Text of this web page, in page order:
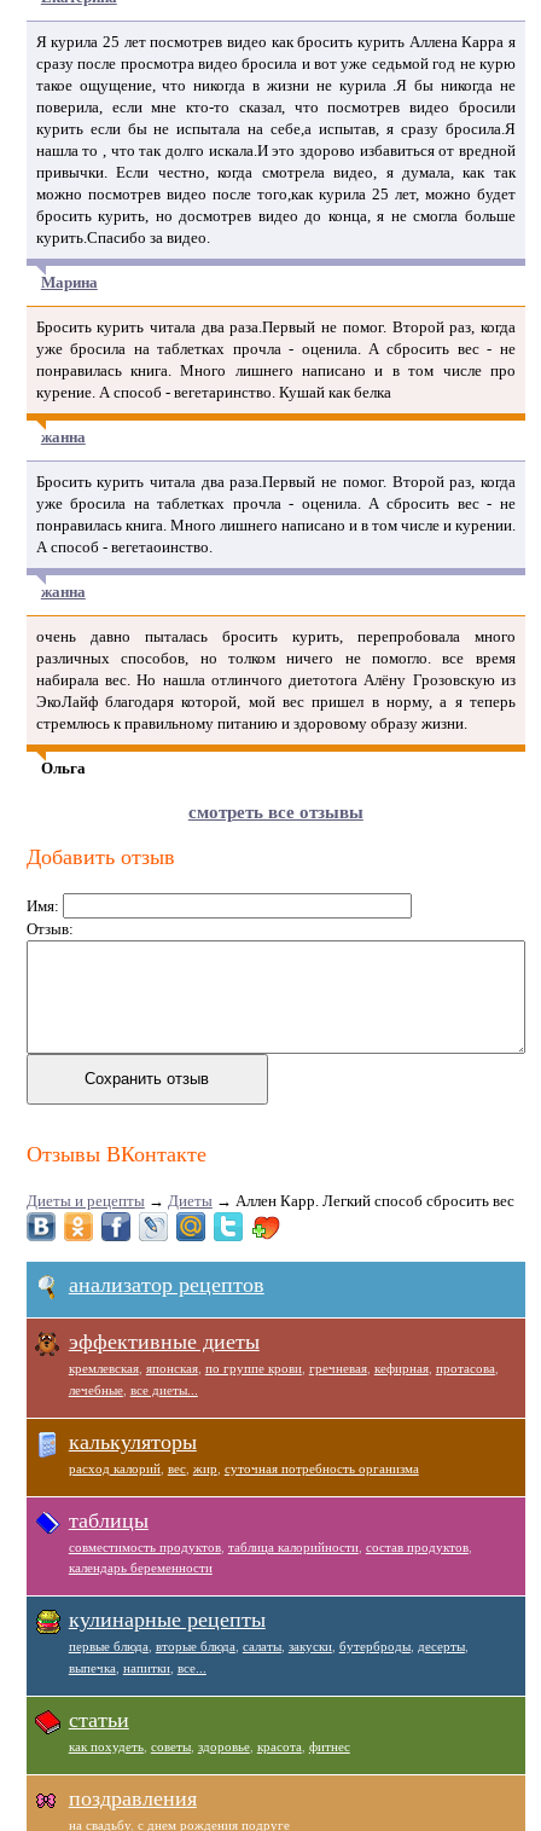
Я курила 25 лет посмотрев видео как бросить курить Аллена Карра я
сразу после просмотра видео бросила и вот уже седьмой год не курю
такое ощущение, что никогда в жизни не курила .Я бы никогда не
поверила, если мне кто-то сказал, что посмотрев видео бросили
курить если бы не испытала на себе,а испытав, я сразу бросила.Я
нашла то , что так долго искала.И это здорово избавиться от вредной
привычки. Если честно, когда смотрела видео, я думала, как так
можно посмотрев видео после того,как курила 25 лет, можно будет
бросить курить, но досмотрев видео до конца, я не смогла больше
курить.Спасибо за видео.
Марина
Бросить курить читала два раза.Первый не помог. Второй раз, когда
уже бросила на таблетках прочла - оценила. А сбросить вес - не
понравилась книга. Много лишнего написано и в том числе про
курение. А способ - вегетаринство. Кушай как белка
жанна
Бросить курить читала два раза.Первый не помог. Второй раз, когда
уже бросила на таблетках прочла - оценила. А сбросить вес - не
понравилась книга. Много лишнего написано и в том числе и курении.
А способ - вегетаоинство.
жанна
очень давно пыталась бросить курить, перепробовала много
различных способов, но толком ничего не помогло. все время
набирала вес. Но нашла отлинчого диетотога Алёну Грозовскую из
ЭкоЛайф благодаря которой, мой вес пришел в норму, а я теперь
стремлюсь к правильному питанию и здоровому образу жизни.
Ольга
смотреть все отзывы
Добавить отзыв
Имя:
Отзыв:
Отзывы ВКонтакте
Диеты и рецепты→ Диеты→ Аллен Карр. Легкий способ сбросить вес
анализатор рецептов
эффективные диеты
кремлевская, японская, по группе крови, гречневая, кефирная, протасова
лечебные, все диеты...
калькуляторы
расход калорий, вес, жир суточная потребность организма
таблицы
совместимость продуктов, таблица калорийности, состав продуктов,
календарь беременности
кулинарные рецепты
первые блюда вторые блюда салаты, закуски, бутерброды, десерты,
выпечка напитки, все...
статьи
как похудеть, советы, здоровье, красота фитнес
поздравления
на свадьбу, с днем рождения подруге